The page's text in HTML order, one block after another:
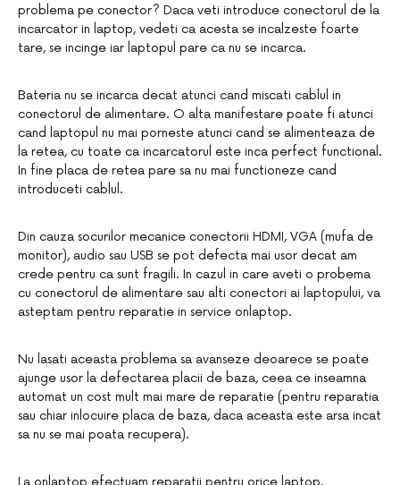
problema pe conector? Daca veti introduce conectorul de la
incarcator in laptop, vedeti ca acesta se incalzeste foarte
tare, se incinge iar laptopul pare ca nu se incarca.
Bateria nu se incarca decat atunci cand miscati cablul in
conectorul de alimentare. O alta manifestare poate fi atunci
cand laptopul nu mai porneste atunci cand se alimenteaza de
la retea, cu toate ca incarcatorul este inca perfect functional.
In fine placa de retea pare sa nu mai functioneze cand
introduceti cablul.
Din cauza socurilor mecanice conectorii HDMI, VGA (mufa de
monitor), audio sau USB se pot defecta mai usor decat am
crede pentru ca sunt fragili. In cazul in care aveti o probema
cu conectorul de alimentare sau alti conectori ai laptopului, va
asteptam pentru reparatie in service onlaptop.
Nu lasati aceasta problema sa avanseze deoarece se poate
ajunge usor la defectarea placii de baza, ceea ce inseamna
automat un cost mult mai mare de reparatie (pentru reparatia
sau chiar inlocuire placa de baza, daca aceasta este arsa incat
sa nu se mai poata recupera).
La onlaptop efectuam reparatii pentru orice laptop.